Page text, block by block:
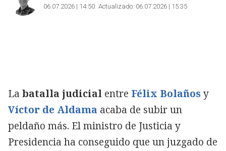
06.07.2026 | 14:50 Actualizado: 06.07.2026 | 15:35
La batalla judicial entre Félix Bolañosy
Víctor de Aldama acaba de subir un
peldaño más. El ministro de Justicia y
Presidencia ha conseguido que un juzgado de